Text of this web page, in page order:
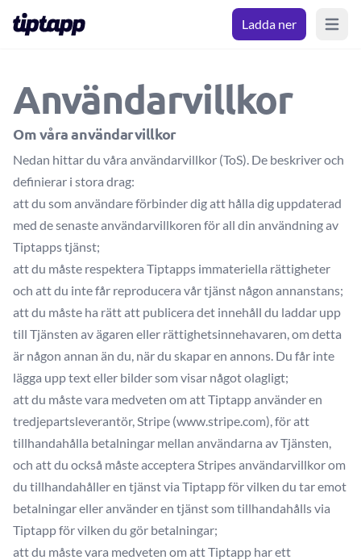
Ladda ner Open
Användarvillkor
Om våra användarvillkor
Nedan hittar du våra användarvillkor (ToS). De beskriver och
definierar i stora drag:
att du som användare förbinder dig att hålla dig uppdaterad
med de senaste användarvillkoren för all din användning av
Tiptapps tjänst;
att du måste respektera Tiptapps immateriella rättigheter
och att du inte får reproducera vår tjänst någon annanstans;
att du måste ha rätt att publicera det innehåll du laddar upp
till Tjänsten av ägaren eller rättighetsinnehavaren, om detta
är någon annan än du, när du skapar en annons. Du får inte
lägga upp text eller bilder som visar något olagligt;
att du måste vara medveten om att Tiptapp använder en
tredjepartsleverantör, Stripe (www.stripe.com), för att
tillhandahålla betalningar mellan användarna av Tjänsten,
och att du också måste acceptera Stripes användarvillkor om
du tillhandahåller en tjänst via Tiptapp för vilken du tar emot
betalningar eller använder en tjänst som tillhandahålls via
Tiptapp för vilken du gör betalningar;
att du måste vara medveten om att Tiptapp har ett